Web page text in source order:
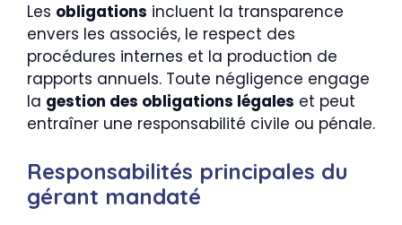
Les obligations incluent la transparence
envers les associés, le respect des
procédures internes et la production de
rapports annuels. Toute négligence engage
la gestion des obligations légales et peut
entraîner une responsabilité civile ou pénale.
Responsabilités principales du
gérant mandaté